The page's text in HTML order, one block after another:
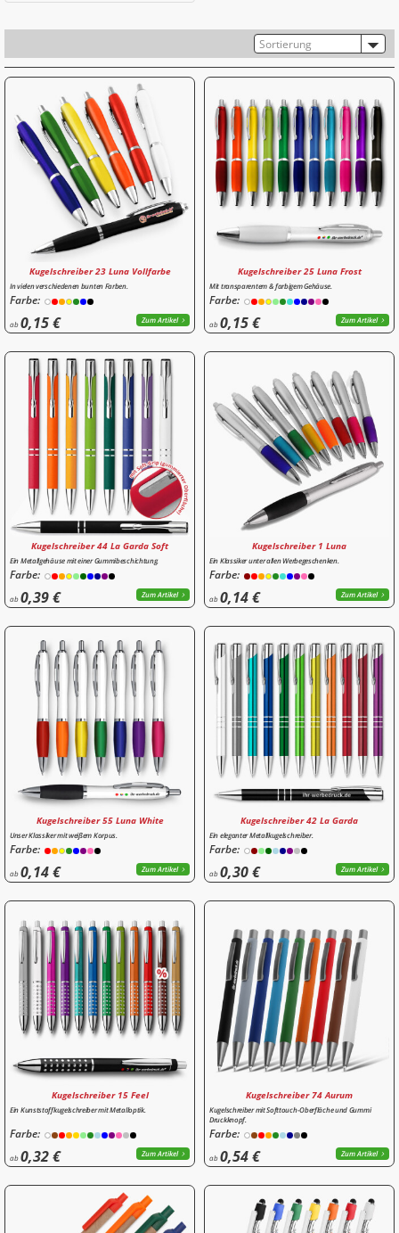
Kugelschreiber 23 Luna Vollfarbe
In vielen verschiedenen bunten Farben.
Farbe:
ab0,15 € Zum Artikel
Kugelschreiber 25 Luna Frost
Mit transparentem & farbigem Gehäuse.
Farbe:
ab0,15 € Zum Artikel
Kugelschreiber 44 La Garda Soft
Ein Metallgehäuse mit einer Gummibeschichtung.
Farbe:
ab0,39 € Zum Artikel
Kugelschreiber 1 Luna
Ein Klassiker unter allen Werbegeschenken.
Farbe:
ab0,14 € Zum Artikel
Kugelschreiber 55 Luna White
Unser Klassiker mit weißem Korpus.
Farbe:
ab0,14 € Zum Artikel
Kugelschreiber 42 La Garda
Ein eleganter Metallkugelschreiber.
Farbe:
ab0,30 € Zum Artikel
Kugelschreiber 15 Feel
Ein Kunststoffkugelschreiber mit Metalloptik.
Farbe:
ab0,32 € Zum Artikel
Kugelschreiber 74 Aurum
Kugelschreiber mit Softtouch-Oberfläche und Gummi
Druckknopf.
Farbe:
ab0,54 € Zum Artikel